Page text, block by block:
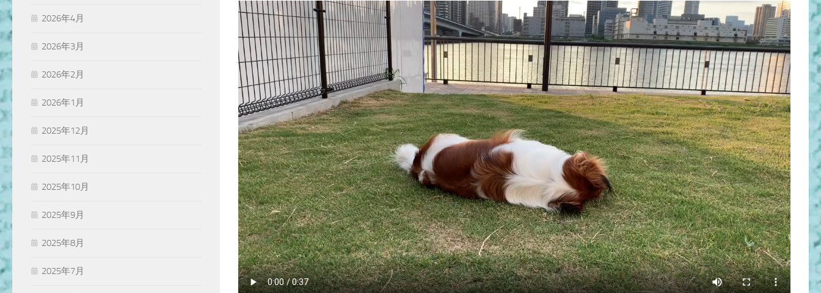
2026年4月
2026年3月
2026年2月
2026年1月
2025年12月
2025年11月
2025年10月
2025年9月
2025年8月
2025年7月